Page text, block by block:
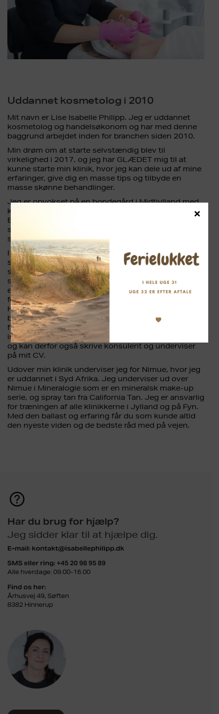
Uddannet kosmetolog i 2010
Mit navn er Lise Isabelle Philipp. Jeg er uddannet
kosmetolog og handelsøkonom og har med denne
baggrund arbejdet inden for branchen siden 2010.
Min drøm om at starte selvstændig blev til
virkelighed i 2017, og jeg har GLÆDET mig til at
kunne starte min klinik, hvor jeg kan dele ud af mine
erfaringer, give dig en masse tips og tilbyde en
masse skønne behandlinger.
Jeg er opvokset på en bondegård i Midtjylland med
køer, geder og heste – hvilket er meget langt fra
Beautyverdenen! Interessen for skønhed og velvære
startede da jeg begyndte på handelsskolen og har
siden hen udviklet sig med hastige skridt.
I 2010 blev jeg uddannet kosmetolog, og fik med det
samme job som klinikansvarlig. Et utrolig
spændende job, som har givet mig den bedste start
som behandler. Dog tror jeg på at som kosmetolog
er det også vigtigt at have forstand på at drive
forretning, derfor blev jeg i 2015 uddannet
Handelsøkonom. Med disse to uddannelser i min
bagage fik jeg job som brandmanager for Nimue. Et
fantastisk lærerrigt job, i en spændende og
innovativ virksomhed. Undervejs ændrede jeg kurs,
og kan derfor også skrive konsulent og underviser
på mit CV.
Udover min klinik underviser jeg for Nimue, hvor jeg
er uddannet i Syd Afrika. Jeg underviser ud over
Nimue i Mineralogie som er en mineralsk make-up
serie, og spray tan fra California Tan. Jeg er ansvarlig
for træningen af alle klinikkerne i Jylland og på Fyn.
Med den ballast og erfaring får du som kunde altid
den nyeste viden og de bedste råd med på vejen.
Har du brug for hjælp?
Jeg sidder klar til at hjælpe dig.
E-mail: kontakt@isabellephilipp.dk
SMS eller ring: +45 20 98 95 89
Alle hverdage: 09.00-16.00
Find os her:
Århusvej 49, Søften
8382 Hinnerup
×